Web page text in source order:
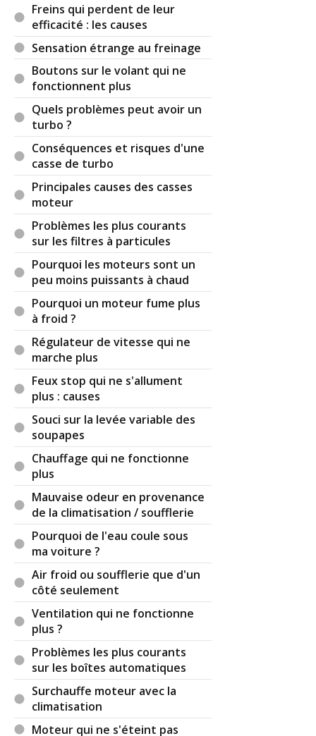
Freins qui perdent de leur
efficacité : les causes
Sensation étrange au freinage
Boutons sur le volant qui ne
fonctionnent plus
Quels problèmes peut avoir un
turbo ?
Conséquences et risques d'une
casse de turbo
Principales causes des casses
moteur
Problèmes les plus courants
sur les filtres à particules
Pourquoi les moteurs sont un
peu moins puissants à chaud
Pourquoi un moteur fume plus
à froid ?
Régulateur de vitesse qui ne
marche plus
Feux stop qui ne s'allument
plus : causes
Souci sur la levée variable des
soupapes
Chauffage qui ne fonctionne
plus
Mauvaise odeur en provenance
de la climatisation / soufflerie
Pourquoi de l'eau coule sous
ma voiture ?
Air froid ou soufflerie que d'un
côté seulement
Ventilation qui ne fonctionne
plus ?
Problèmes les plus courants
sur les boîtes automatiques
Surchauffe moteur avec la
climatisation
Moteur qui ne s'éteint pas